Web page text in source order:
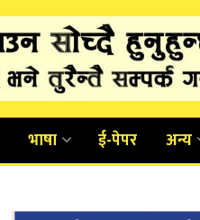
भाषा ई-पेपर अन्य